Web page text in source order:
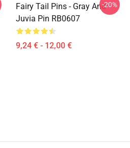
Fairy Tail Pins - Gray And
Juvia Pin RB0607
9,24 € - 12,00 €
-20%